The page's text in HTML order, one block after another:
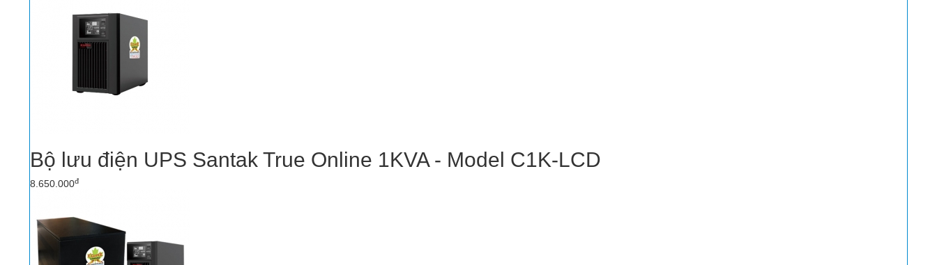
Bộ lưu điện UPS Santak True Online 1KVA - Model C1K-LCD
8.650.000đ